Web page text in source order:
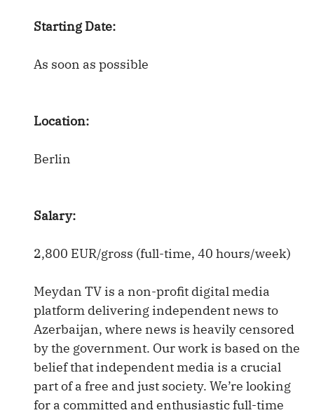
Starting Date:
As soon as possible
Location:
Berlin
Salary:
2,800 EUR/gross (full-time, 40 hours/week)
Meydan TV is a non-profit digital media
platform delivering independent news to
Azerbaijan, where news is heavily censored
by the government. Our work is based on the
belief that independent media is a crucial
part of a free and just society. We’re looking
for a committed and enthusiastic full-time